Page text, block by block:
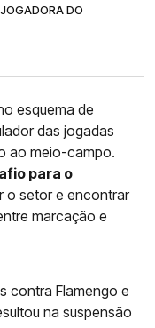
DO
esquema de
das jogadas
ao meio-campo.
para o
o setor e encontrar
marcação e
contra Flamengo e
na suspensão